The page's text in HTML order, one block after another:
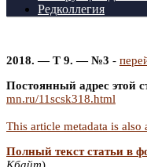
Редколлегия
2018. — Т 9. — №3 -
Постоянный адрес этой
mn.ru/11scsk318.html
This article metadata is
Полный текст статьи в